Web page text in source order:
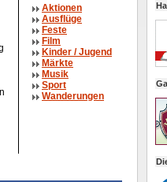
Aktionen
Ausflüge
Feste
Film
Kinder / Jugend
Märkte
Musik
Sport
Wanderungen